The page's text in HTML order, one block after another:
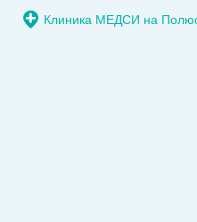
Клиника МЕДСИ на